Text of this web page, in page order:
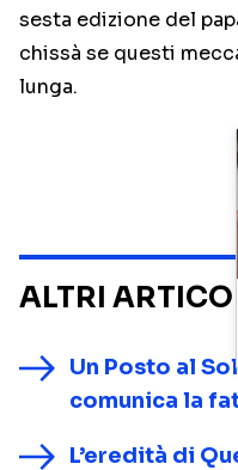
sesta edizione del
chissà se questi
lunga.
ALTRI
Un Posto al
comunica la
L’eredità di